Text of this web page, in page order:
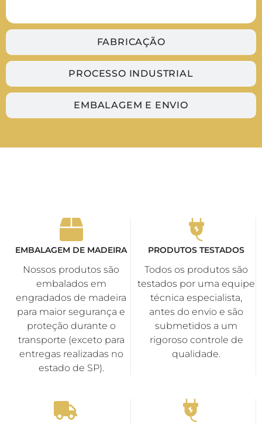
FABRICAÇÃO
PROCESSO INDUSTRIAL
EMBALAGEM E ENVIO
EMBALAGEM DE MADEIRA
Nossos produtos são
embalados em
engradados de madeira
para maior segurança e
proteção durante o
transporte (exceto para
entregas realizadas no
estado de SP).
PRODUTOS TESTADOS
Todos os produtos são
testados por uma equipe
técnica especialista,
antes do envio e são
submetidos a um
rigoroso controle de
qualidade.